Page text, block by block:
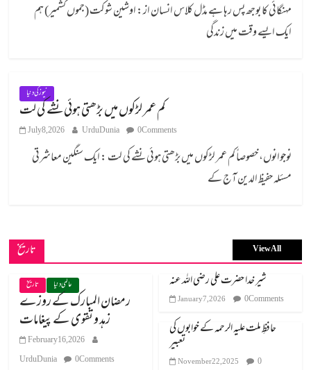
مہنگائی کا بوجھ پس رہا ہے مڈل کلاس انسان از: اوشین شوکت (جموں کشمیر) ہم
ایک ایسے وقت میں زندگی
نیوز کی دنیا
کم عمر لڑکوں میں بڑھتی ہوئی نشے کی لت
July 8, 2026 UrduDunia 0 Comments
نوجوانوں، خصوصاً کم عمر لڑکوں میں بڑھتی ہوئی نشے کی لت : ایک سنگین معاشرتی
مسئلہ حفیظ الدین آج کے
تاریخ View All
تاریخ عالمی دنیا
رمضان المبارک کے روزے
زہد و تقوی کے پیغامات
February 16, 2026
UrduDunia
0 Comments
شیر خدا حضرت علی رضی اللہ عنہ
January 7, 2026 0 Comments
حافظِ ملت علیہ الرحمہ کے خوابوں کی
تعبیر
November 22, 2025
0